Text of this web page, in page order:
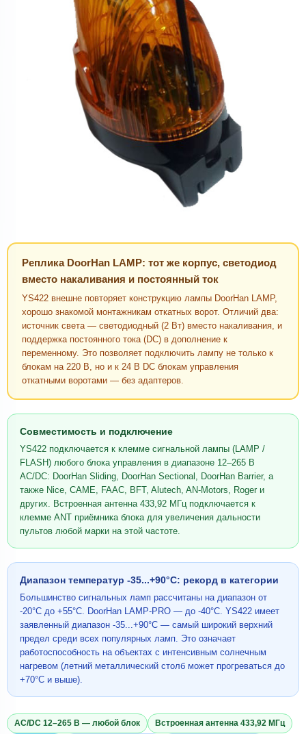
Реплика DoorHan LAMP: тот же корпус, светодиод
вместо накаливания и постоянный ток
YS422 внешне повторяет конструкцию лампы DoorHan LAMP,
хорошо знакомой монтажникам откатных ворот. Отличий два:
источник света — светодиодный (2 Вт) вместо накаливания, и
поддержка постоянного тока (DC) в дополнение к
переменному. Это позволяет подключить лампу не только к
блокам на 220 В, но и к 24 В DC блокам управления
откатными воротами — без адаптеров.
Совместимость и подключение
YS422 подключается к клемме сигнальной лампы (LAMP /
FLASH) любого блока управления в диапазоне 12–265 В
AC/DC: DoorHan Sliding, DoorHan Sectional, DoorHan Barrier, а
также Nice, CAME, FAAC, BFT, Alutech, AN-Motors, Roger и
других. Встроенная антенна 433,92 МГц подключается к
клемме ANT приёмника блока для увеличения дальности
пультов любой марки на этой частоте.
Диапазон температур -35...+90°C: рекорд в категории
Большинство сигнальных ламп рассчитаны на диапазон от
-20°C до +55°C. DoorHan LAMP-PRO — до -40°C. YS422 имеет
заявленный диапазон -35...+90°C — самый широкий верхний
предел среди всех популярных ламп. Это означает
работоспособность на объектах с интенсивным солнечным
нагревом (летний металлический столб может прогреваться до
+70°C и выше).
AC/DC 12–265 В — любой блок Встроенная антенна 433,92 МГц